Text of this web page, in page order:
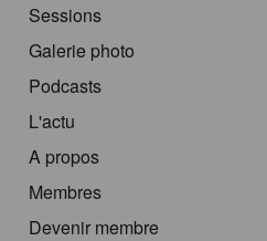
Sessions
Galerie photo
Podcasts
L'actu
A propos
Membres
Devenir membre